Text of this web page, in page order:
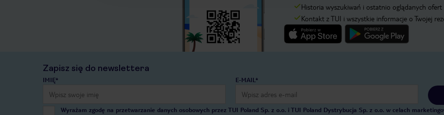
Historia wyszukiwań i ostatnio oglądanych ofert
Kontakt z TUI i wszystkie informacje o Twojej
Zapisz się do newslettera
IMIĘ* E-MAIL*
Wyrażam zgodę na przetwarzanie danych osobowych przez TUI Poland Sp. z o.o. i TUI Poland Dystrybucja Sp. z o.o. w celach